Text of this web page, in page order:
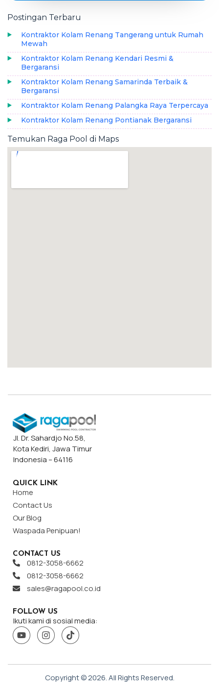
Postingan Terbaru
Kontraktor Kolam Renang Tangerang untuk Rumah
Mewah
Kontraktor Kolam Renang Kendari Resmi &
Bergaransi
Kontraktor Kolam Renang Samarinda Terbaik &
Bergaransi
Kontraktor Kolam Renang Palangka Raya Terpercaya
Kontraktor Kolam Renang Pontianak Bergaransi
Temukan Raga Pool di Maps
Jl. Dr. Sahardjo No.58,
Kota Kediri, Jawa Timur
Indonesia – 64116
QUICK LINK
Home
Contact Us
Our Blog
Waspada Penipuan!
CONTACT US
0812-3058-6662
0812-3058-6662
sales@ragapool.co.id
FOLLOW US
Ikuti kami di sosial media:
Copyright ©2026. All Rights Reserved.